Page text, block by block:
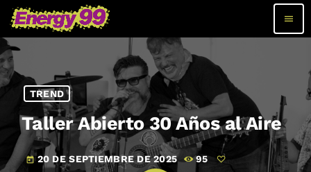
menu
TREND
Taller Abierto 30 Años al Aire
today 20 DE SEPTIEMBRE DE 2025 95